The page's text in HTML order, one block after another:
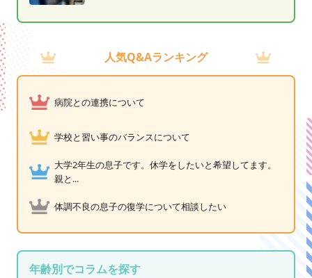
人気Q&Aランキング
病院との連携について
学校と習い事のバランスについて
大学2年生の息子です。休学をしたいと希望してます。
親と...
体調不良の息子の復学について相談したい
年齢別でコラムを探す